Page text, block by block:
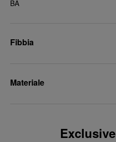
BA
Fibbia
Materiale